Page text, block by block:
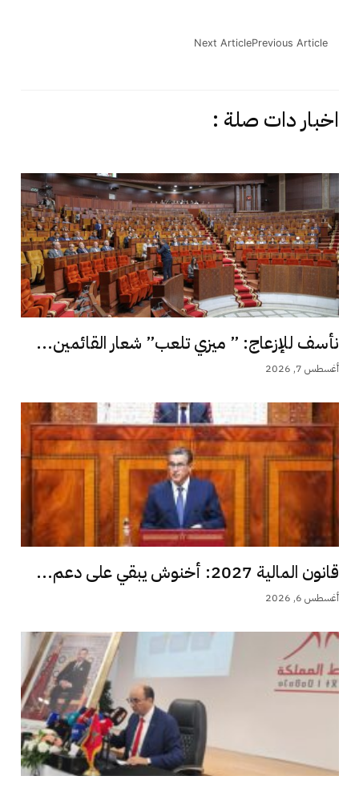
Previous Article
Next Article
اخبار دات صلة :
نأسف للإزعاج: ” ميزي تلعب” شعار القائمين...
أغسطس 7, 2026
قانون المالية 2027: أخنوش يبقي على دعم...
أغسطس 6, 2026